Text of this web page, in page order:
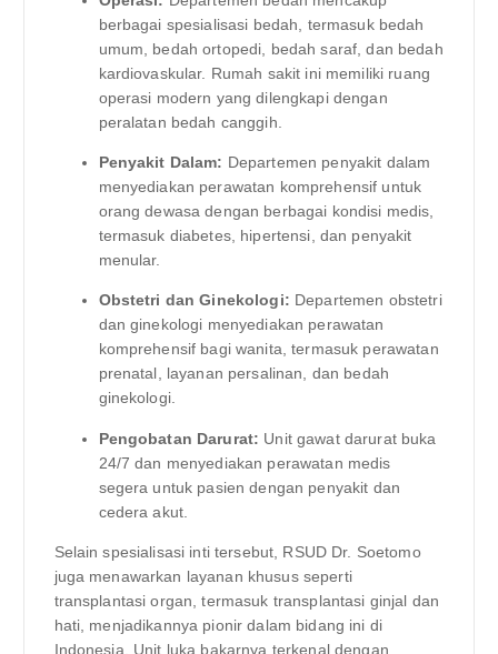
berbagai spesialisasi bedah, termasuk bedah
umum, bedah ortopedi, bedah saraf, dan bedah
kardiovaskular. Rumah sakit ini memiliki ruang
operasi modern yang dilengkapi dengan
peralatan bedah canggih.
Penyakit Dalam: Departemen penyakit dalam
menyediakan perawatan komprehensif untuk
orang dewasa dengan berbagai kondisi medis,
termasuk diabetes, hipertensi, dan penyakit
menular.
Obstetri dan Ginekologi: Departemen obstetri
dan ginekologi menyediakan perawatan
komprehensif bagi wanita, termasuk perawatan
prenatal, layanan persalinan, dan bedah
ginekologi.
Pengobatan Darurat: Unit gawat darurat buka
24/7 dan menyediakan perawatan medis
segera untuk pasien dengan penyakit dan
cedera akut.
Selain spesialisasi inti tersebut, RSUD Dr. Soetomo
juga menawarkan layanan khusus seperti
transplantasi organ, termasuk transplantasi ginjal dan
hati, menjadikannya pionir dalam bidang ini di
Indonesia. Unit luka bakarnya terkenal dengan